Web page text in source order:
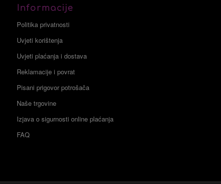
Informacije
Politika privatnosti
Uvjeti korištenja
Uvjeti plaćanja i dostava
Reklamacije i povrat
Pisani prigovor potrošača
Naše trgovine
Izjava o sigurnosti online plaćanja
FAQ